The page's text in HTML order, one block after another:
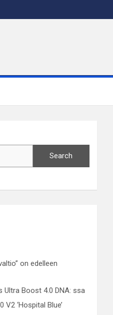
Search
on edelleen
Boost 4.0 DNA: ssa
‘Hospital Blue’